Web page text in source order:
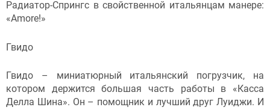
Радиатор-Спрингс в свойственной итальянцам манере:
«Amore!»
Гвидо
Гвидо – миниатюрный итальянский погрузчик, на
котором держится большая часть работы в «Касса
Делла Шина». Он – помощник и лучший друг Луиджи. И